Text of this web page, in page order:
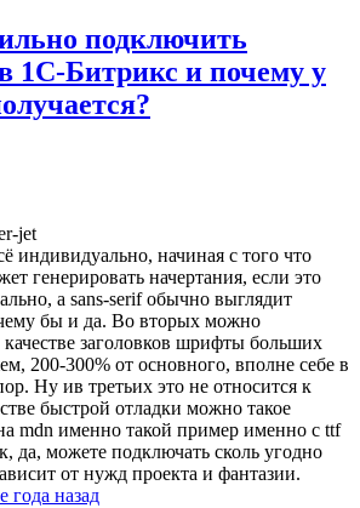
подключить
Битрикс и почему у
jet
индивидуально, начиная с того что
генерировать начертания, если это
а sans-serif обычно выглядит
бы и да. Во вторых можно
качестве заголовков шрифты больших
200-300% от основного, вполне себе в
Ну ив третьих это не относится к
быстрой отладки можно такое
mdn именно такой пример именно с ttf
да, можете подключать сколь угодно
от нужд проекта и фантазии.
года назад